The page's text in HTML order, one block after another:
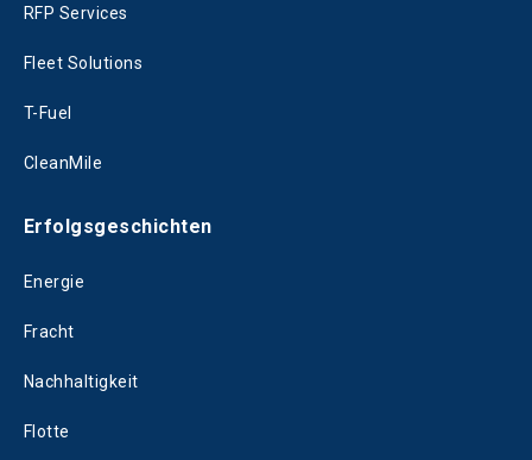
RFP Services
Fleet Solutions
T-Fuel
CleanMile
Erfolgsgeschichten
Energie
Fracht
Nachhaltigkeit
Flotte